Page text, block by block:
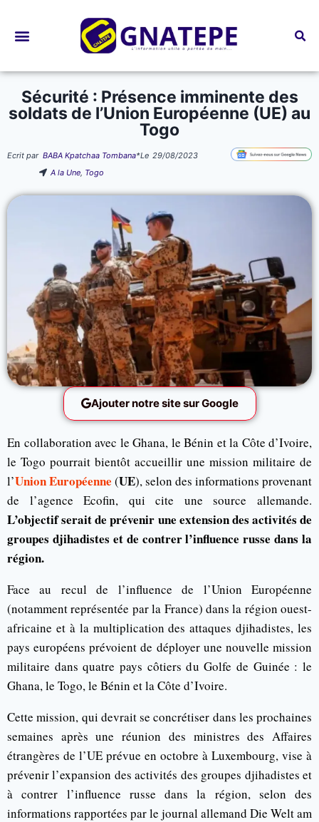
Sécurité : Présence imminente des
soldats de l’Union Européenne (UE) au
Togo
Ecrit par BABA Kpatchaa Tombana*Le 29/08/2023
A la Une, Togo
Ajouter notre site sur Google
En collaboration avec le Ghana, le Bénin et la Côte d’Ivoire,
le Togo pourrait bientôt accueillir une mission militaire de
l’Union Européenne (UE), selon des informations provenant
de l’agence Ecofin, qui cite une source allemande.
L’objectif serait de prévenir une extension des activités de
groupes djihadistes et de contrer l’influence russe dans la
région.
Face au recul de l’influence de l’Union Européenne
(notamment représentée par la France) dans la région ouest-
africaine et à la multiplication des attaques djihadistes, les
pays européens prévoient de déployer une nouvelle mission
militaire dans quatre pays côtiers du Golfe de Guinée : le
Ghana, le Togo, le Bénin et la Côte d’Ivoire.
Cette mission, qui devrait se concrétiser dans les prochaines
semaines après une réunion des ministres des Affaires
étrangères de l’UE prévue en octobre à Luxembourg, vise à
prévenir l’expansion des activités des groupes djihadistes et
à contrer l’influence russe dans la région, selon des
informations rapportées par le journal allemand Die Welt am